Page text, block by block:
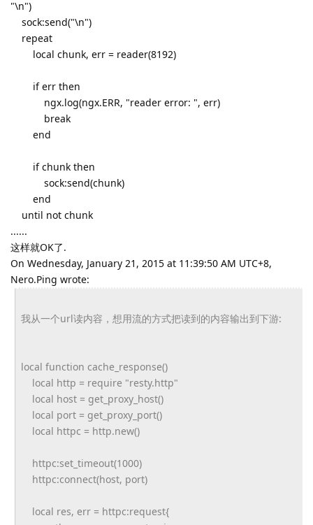
"\n")
sock:send("\n")
repeat
local chunk, err = reader(8192)
if err then
ngx.log(ngx.ERR, "reader error: ", err)
break
end
if chunk then
sock:send(chunk)
end
until not chunk
......
这样就OK了.
On Wednesday, January 21, 2015 at 11:39:50 AM UTC+8,
Nero.Ping wrote:
我从一个url读内容，想用流的方式把读到的内容输出到下游:
local function cache_response()
local http = require "resty.http"
local host = get_proxy_host()
local port = get_proxy_port()
local httpc = http.new()
httpc:set_timeout(1000)
httpc:connect(host, port)
local res, err = httpc:request{